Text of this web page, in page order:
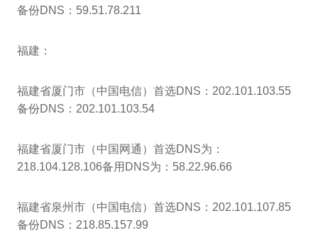
备份DNS：59.51.78.211
福建：
福建省厦门市（中国电信）首选DNS：202.101.103.55
备份DNS：202.101.103.54
福建省厦门市（中国网通）首选DNS为：
218.104.128.106备用DNS为：58.22.96.66
福建省泉州市（中国电信）首选DNS：202.101.107.85
备份DNS：218.85.157.99